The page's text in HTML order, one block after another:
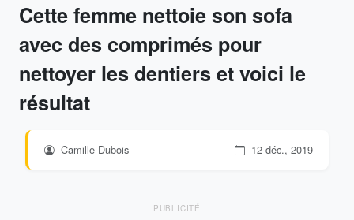
Cette femme nettoie son sofa
avec des comprimés pour
nettoyer les dentiers et voici le
résultat
Camille Dubois 12 déc., 2019
PUBLICITÉ